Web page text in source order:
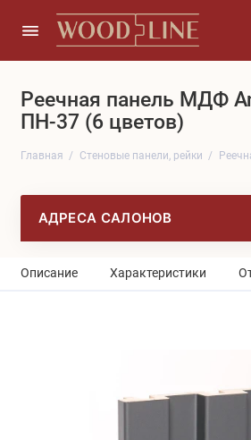
Реечная панель МДФ
ПН-37 (6 цветов)
Главная Cтеновые панели, рейки
АДРЕСА САЛОНОВ
Описание Характеристики